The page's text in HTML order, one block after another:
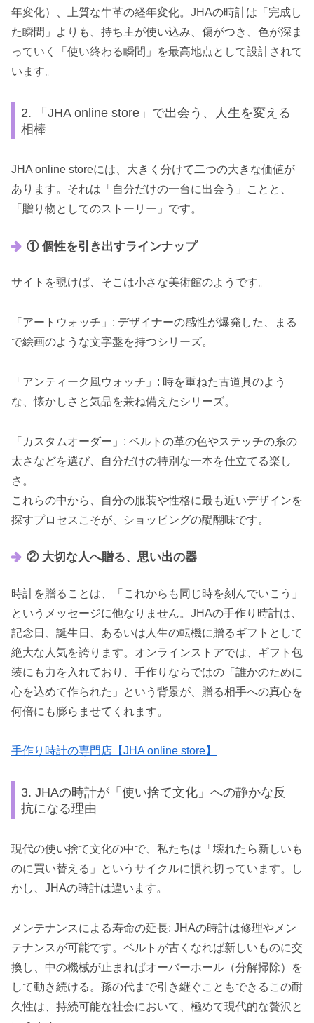
年変化）、上質な牛革の経年変化。JHAの時計は「完成し
た瞬間」よりも、持ち主が使い込み、傷がつき、色が深ま
っていく「使い終わる瞬間」を最高地点として設計されて
います。
2. 「JHA online store」で出会う、人生を変える
相棒
JHA online storeには、大きく分けて二つの大きな価値が
あります。それは「自分だけの一台に出会う」ことと、
「贈り物としてのストーリー」です。
① 個性を引き出すラインナップ
サイトを覗けば、そこは小さな美術館のようです。
「アートウォッチ」: デザイナーの感性が爆発した、まる
で絵画のような文字盤を持つシリーズ。
「アンティーク風ウォッチ」: 時を重ねた古道具のよう
な、懐かしさと気品を兼ね備えたシリーズ。
「カスタムオーダー」: ベルトの革の色やステッチの糸の
太さなどを選び、自分だけの特別な一本を仕立てる楽し
さ。
これらの中から、自分の服装や性格に最も近いデザインを
探すプロセスこそが、ショッピングの醍醐味です。
② 大切な人へ贈る、思い出の器
時計を贈ることは、「これからも同じ時を刻んでいこう」
というメッセージに他なりません。JHAの手作り時計は、
記念日、誕生日、あるいは人生の転機に贈るギフトとして
絶大な人気を誇ります。オンラインストアでは、ギフト包
装にも力を入れており、手作りならではの「誰かのために
心を込めて作られた」という背景が、贈る相手への真心を
何倍にも膨らませてくれます。
手作り時計の専門店【JHA online store】
3. JHAの時計が「使い捨て文化」への静かな反
抗になる理由
現代の使い捨て文化の中で、私たちは「壊れたら新しいも
のに買い替える」というサイクルに慣れ切っています。し
かし、JHAの時計は違います。
メンテナンスによる寿命の延長: JHAの時計は修理やメン
テナンスが可能です。ベルトが古くなれば新しいものに交
換し、中の機械が止まればオーバーホール（分解掃除）を
して動き続ける。孫の代まで引き継ぐこともできるこの耐
久性は、持続可能な社会において、極めて現代的な贅沢と